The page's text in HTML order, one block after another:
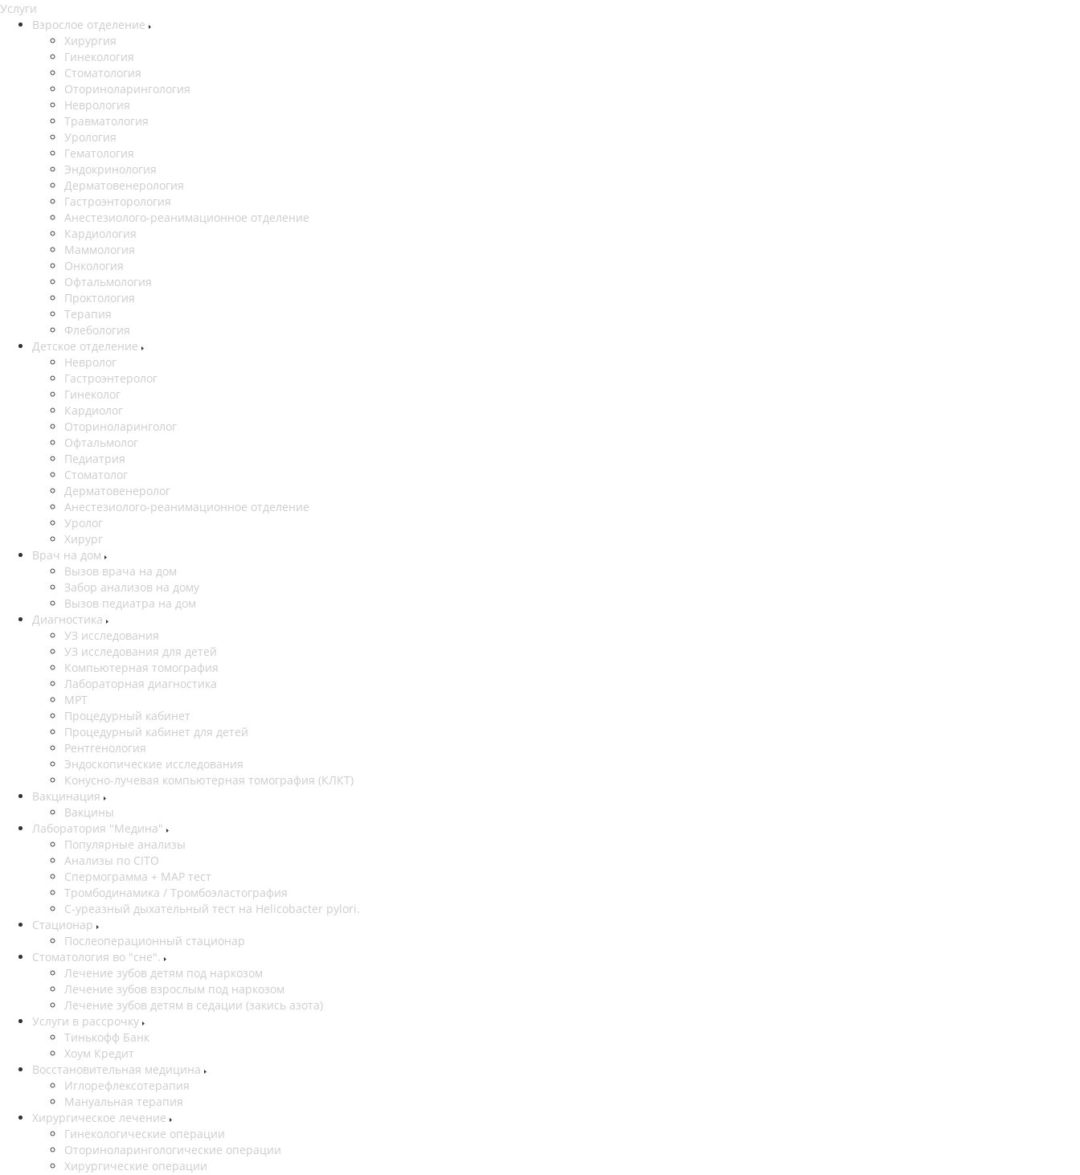
Услуги
Взрослое отделение
Хирургия
Гинекология
Стоматология
Оториноларингология
Неврология
Травматология
Урология
Гематология
Эндокринология
Дерматовенерология
Гастроэнторология
Анестезиолого-реанимационное отделение
Кардиология
Маммология
Онкология
Офтальмология
Проктология
Терапия
Флебология
Детское отделение
Невролог
Гастроэнтеролог
Гинеколог
Кардиолог
Оториноларинголог
Офтальмолог
Педиатрия
Стоматолог
Дерматовенеролог
Анестезиолого-реанимационное отделение
Уролог
Хирург
Врач на дом
Вызов врача на дом
Забор анализов на дому
Вызов педиатра на дом
Диагностика
УЗ исследования
УЗ исследования для детей
Компьютерная томография
Лабораторная диагностика
МРТ
Процедурный кабинет
Процедурный кабинет для детей
Рентгенология
Эндоскопические исследования
Конусно-лучевая компьютерная томография (КЛКТ)
Вакцинация
Вакцины
Лаборатория "Медина"
Популярные анализы
Анализы по CITO
Спермограмма + МАР тест
Тромбодинамика / Тромбоэластография
С-уреазный дыхательный тест на Helicobacter pylori.
Стационар
Послеоперационный стационар
Стоматология во "сне".
Лечение зубов детям под наркозом
Лечение зубов взрослым под наркозом
Лечение зубов детям в седации (закись азота)
Услуги в рассрочку
Тинькофф Банк
Хоум Кредит
Восстановительная медицина
Иглорефлексотерапия
Мануальная терапия
Хирургическое лечение
Гинекологические операции
Оториноларингологические операции
Хирургические операции